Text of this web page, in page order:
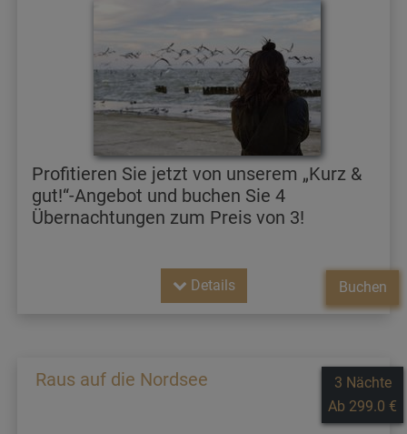
Profitieren Sie jetzt von unserem „Kurz &
gut!“-Angebot und buchen Sie 4
Übernachtungen zum Preis von 3!
Buchen
Details
Raus auf die Nordsee
3 Nächte
Ab 299.0 €